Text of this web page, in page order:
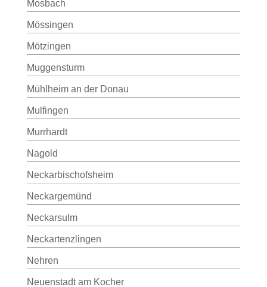
Mosbach
Mössingen
Mötzingen
Muggensturm
Mühlheim an der Donau
Mulfingen
Murrhardt
Nagold
Neckarbischofsheim
Neckargemünd
Neckarsulm
Neckartenzlingen
Nehren
Neuenstadt am Kocher